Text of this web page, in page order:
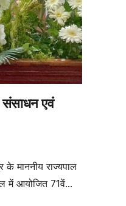
संसाधन एवं
माननीय राज्यपाल
में आयोजित 71वें…